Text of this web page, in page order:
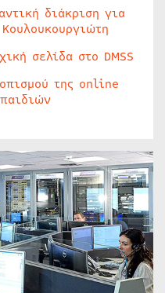
διάκριση για
σελίδα στο DMSS
της online